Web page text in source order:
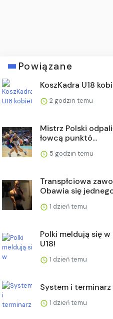
Powiązane
KoszKadra U18
2 godzin temu
Mistrz Polski
łowcą punktó...
5 godzin temu
Transpłciowa
Obawia się
1 dzień temu
Polki meldują się
U18!
1 dzień temu
System i
1 dzień temu